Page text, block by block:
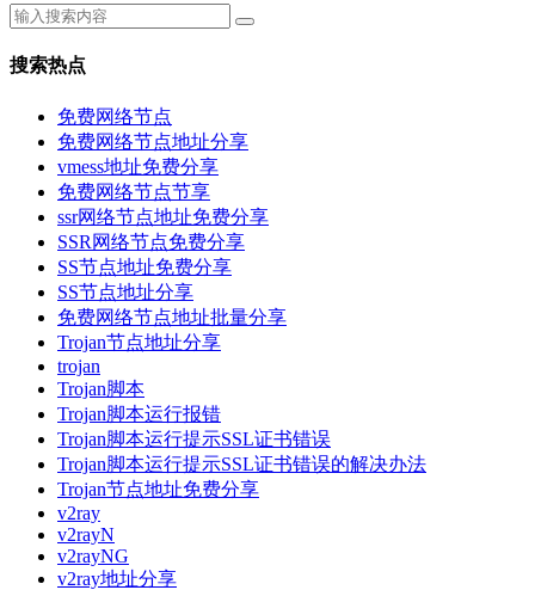
搜索热点
免费网络节点
免费网络节点地址分享
vmess地址免费分享
免费网络节点节享
ssr网络节点地址免费分享
SSR网络节点免费分享
SS节点地址免费分享
SS节点地址分享
免费网络节点地址批量分享
Trojan节点地址分享
trojan
Trojan脚本
Trojan脚本运行报错
Trojan脚本运行提示SSL证书错误
Trojan脚本运行提示SSL证书错误的解决办法
Trojan节点地址免费分享
v2ray
v2rayN
v2rayNG
v2ray地址分享